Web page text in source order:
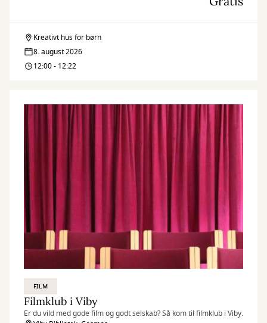
Film
for
Kreativt hus for børn
8. august 2026
12:00 - 12:22
FILM
Filmklub i Viby
Er du vild med gode film og godt selskab? Så kom til filmklub i Viby.